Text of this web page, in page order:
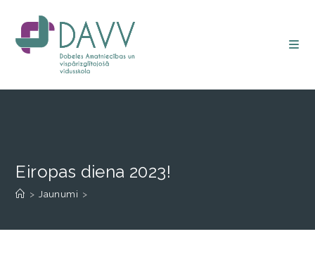
Eiropas diena 2023!
> Jaunumi >